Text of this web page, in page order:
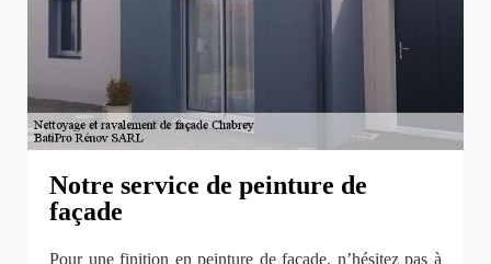
Notre service de peinture de
façade
Pour une finition en peinture de façade, n’hésitez pas à